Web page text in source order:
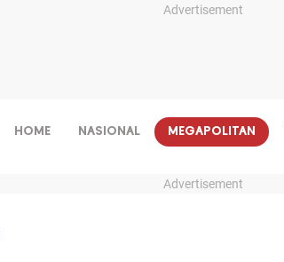
Advertisement
HOME NASIONAL MEGAPOLITAN
Advertisement